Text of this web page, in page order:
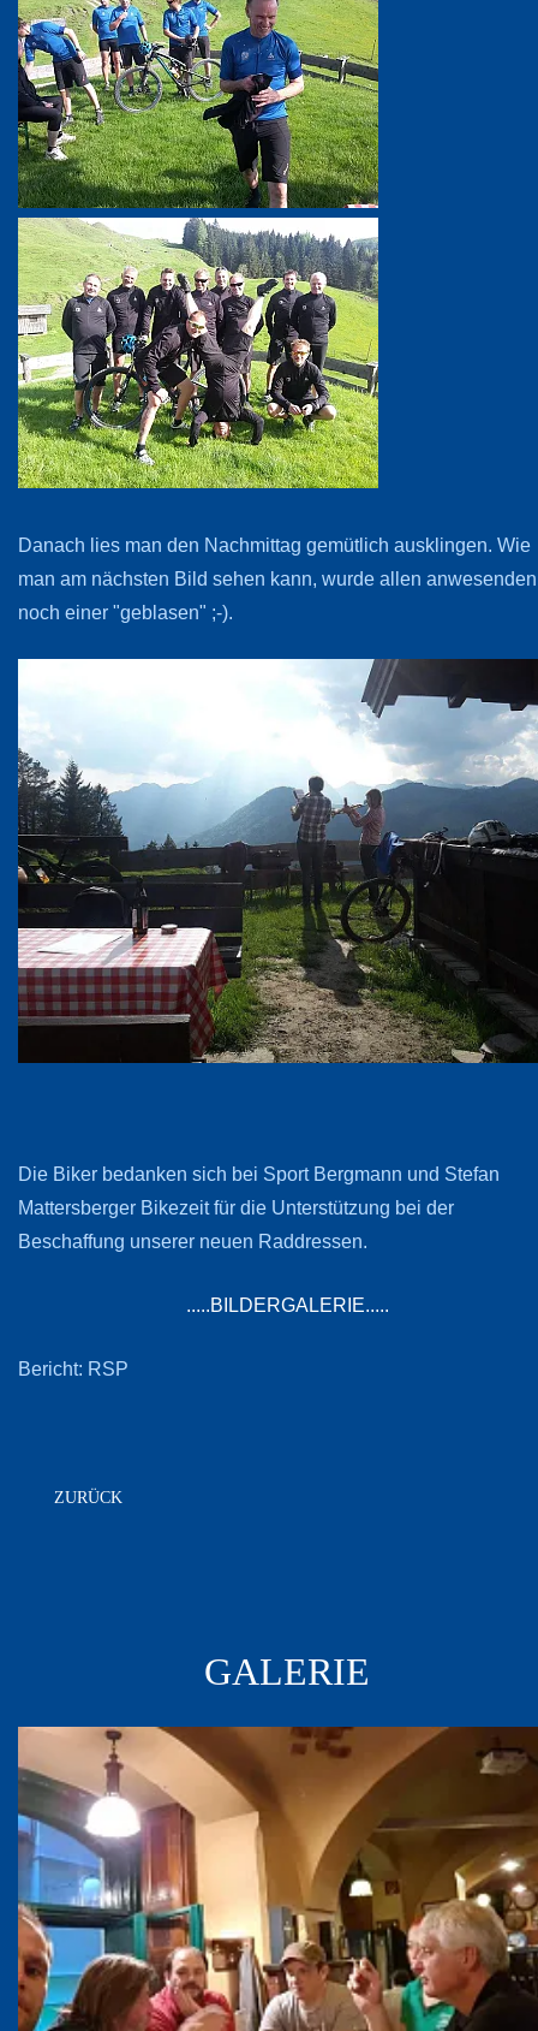
Danach lies man den Nachmittag gemütlich ausklingen. Wie
man am nächsten Bild sehen kann, wurde allen anwesenden
noch einer "geblasen" ;-).
Die Biker bedanken sich bei Sport Bergmann und Stefan
Mattersberger Bikezeit für die Unterstützung bei der
Beschaffung unserer neuen Raddressen.
.....BILDERGALERIE.....
Bericht: RSP
ZURÜCK
GALERIE